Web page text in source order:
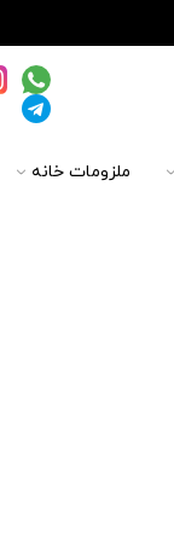
ملزومات خانه